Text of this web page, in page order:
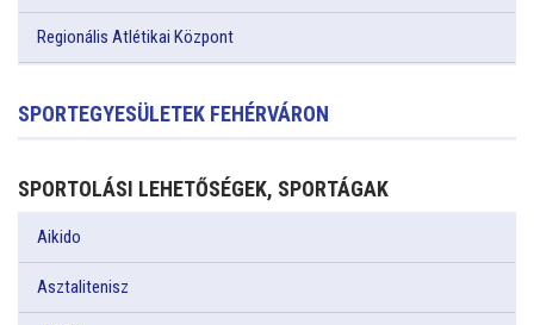
Regionális Atlétikai Központ
SPORTEGYESÜLETEK FEHÉRVÁRON
SPORTOLÁSI LEHETŐSÉGEK, SPORTÁGAK
Aikido
Asztalitenisz